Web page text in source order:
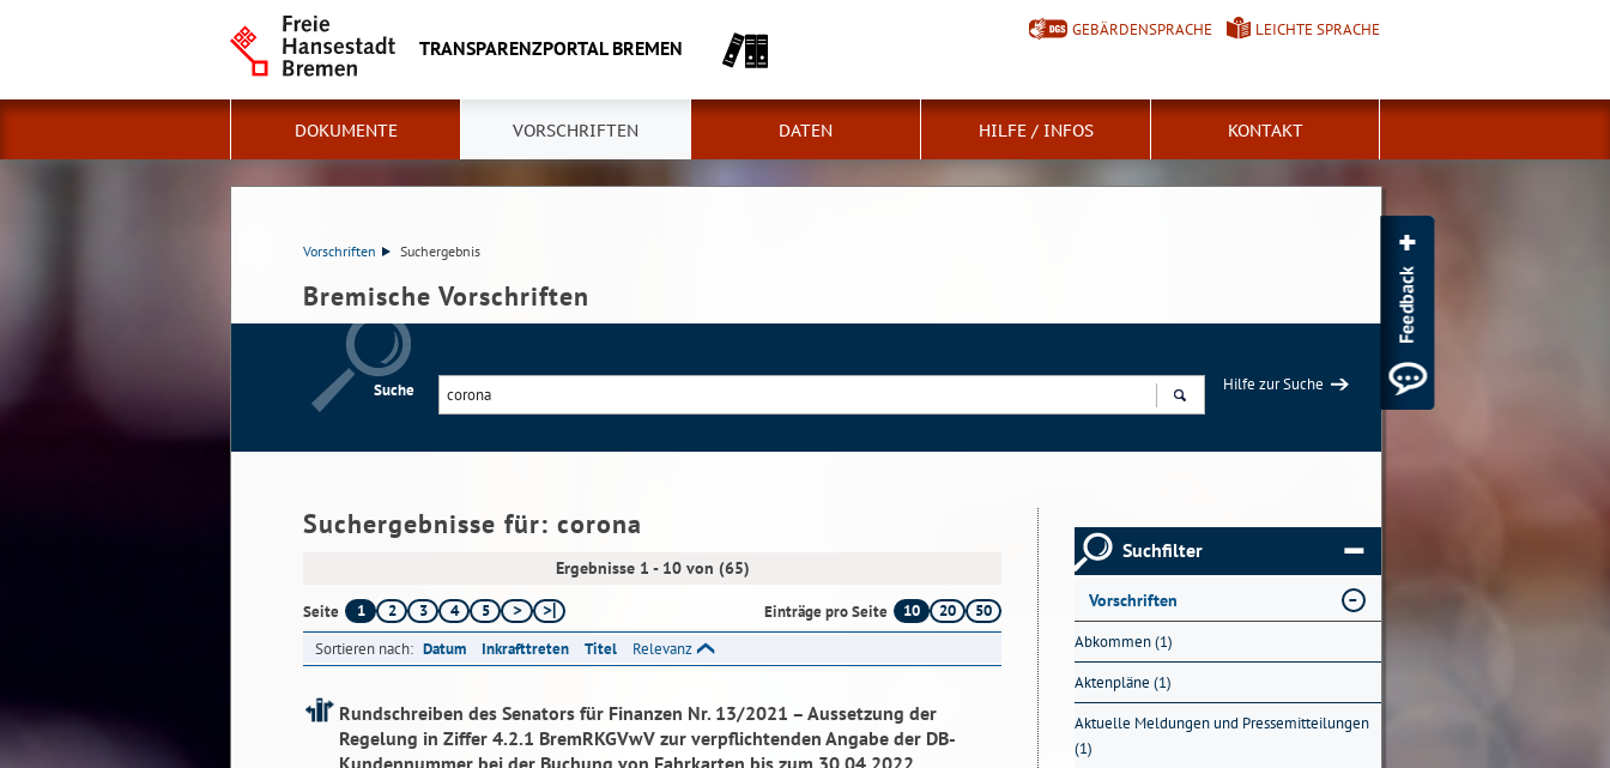
TRANSPARENZPORTAL BREMEN
GEBÄRDENSPRACHE LEICHTE SPRACHE
DOKUMENTE VORSCHRIFTEN DATEN HILFE / INFOS KONTAKT
Vorschriften Suchergebnis
Bremische Vorschriften
Suche
Hilfe zur Suche
Suchergebnisse für: corona
Ergebnisse 1 - 10 von (65)
Seite 1 2 3 4 5 Einträge pro Seite 10 20
50
Sortieren nach: Datum Inkrafttreten Titel Relevanz
Rundschreiben des Senators für Finanzen Nr. 13/2021 – Aussetzung der
Regelung in Ziffer 4.2.1 BremRKGVwV zur verpflichtenden Angabe der DB-
Kundennummer bei der Buchung von Fahrkarten bis zum 30.04.2022
Suchfilter
Vorschriften
Abkommen (1)
Aktenpläne (1)
Aktuelle Meldungen und Pressemitteilungen
(1)